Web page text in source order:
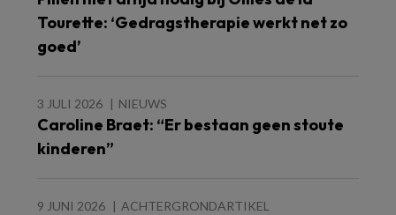
Tourette: ‘Gedragstherapie werkt net zo
goed’
3 JULI 2026 NIEUWS
Caroline Braet: “Er bestaan geen stoute
kinderen”
9 JUNI 2026 ACHTERGRONDARTIKEL